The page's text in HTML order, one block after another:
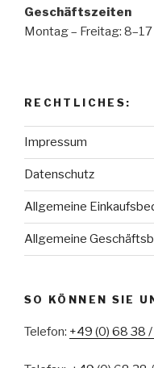
Geschäftszeiten
Montag – Freitag: 8–17
RECHTLICHES:
Impressum
Datenschutz
Allgemeine
Allgemeine
SO KÖNNEN SIE
Telefon: +49 (0) 68 38